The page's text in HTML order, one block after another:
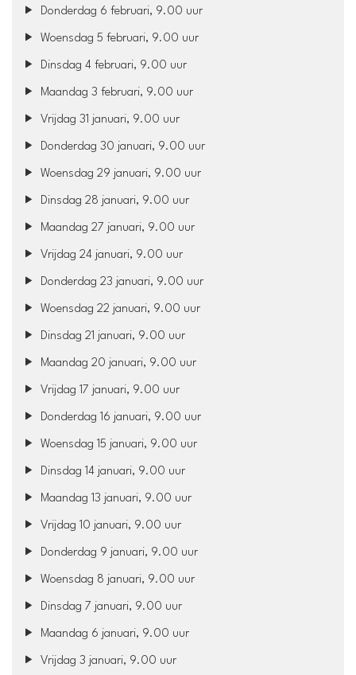
Donderdag 6 februari, 9.00 uur
Woensdag 5 februari, 9.00 uur
Dinsdag 4 februari, 9.00 uur
Maandag 3 februari, 9.00 uur
Vrijdag 31 januari, 9.00 uur
Donderdag 30 januari, 9.00 uur
Woensdag 29 januari, 9.00 uur
Dinsdag 28 januari, 9.00 uur
Maandag 27 januari, 9.00 uur
Vrijdag 24 januari, 9.00 uur
Donderdag 23 januari, 9.00 uur
Woensdag 22 januari, 9.00 uur
Dinsdag 21 januari, 9.00 uur
Maandag 20 januari, 9.00 uur
Vrijdag 17 januari, 9.00 uur
Donderdag 16 januari, 9.00 uur
Woensdag 15 januari, 9.00 uur
Dinsdag 14 januari, 9.00 uur
Maandag 13 januari, 9.00 uur
Vrijdag 10 januari, 9.00 uur
Donderdag 9 januari, 9.00 uur
Woensdag 8 januari, 9.00 uur
Dinsdag 7 januari, 9.00 uur
Maandag 6 januari, 9.00 uur
Vrijdag 3 januari, 9.00 uur